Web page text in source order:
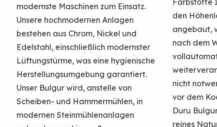
modernste Maschinen zum Einsatz.
Unsere hochmodernen Anlagen
bestehen aus Chrom, Nickel und
Edelstahl, einschließlich modernster
Lüftungstürme, was eine hygienische
Herstellungsumgebung garantiert.
Unser Bulgur wird, anstelle von
Scheiben- und Hammermühlen, in
modernen Steinmühlenanlagen
Farbstoffe
den
angebaut,
nach dem
nicht
vor dem
Duru
reines